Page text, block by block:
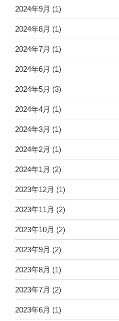
2024年9月 (1)
2024年8月 (1)
2024年7月 (1)
2024年6月 (1)
2024年5月 (3)
2024年4月 (1)
2024年3月 (1)
2024年2月 (1)
2024年1月 (2)
2023年12月 (1)
2023年11月 (2)
2023年10月 (2)
2023年9月 (2)
2023年8月 (1)
2023年7月 (2)
2023年6月 (1)